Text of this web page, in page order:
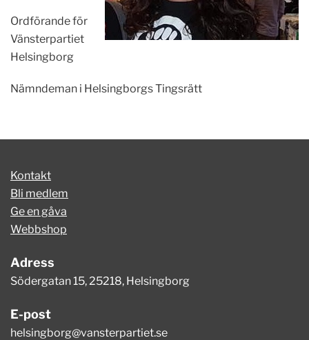
Ordförande för
Vänsterpartiet
Helsingborg
Nämndeman i Helsingborgs Tingsrätt
Kontakt
Bli medlem
Ge en gåva
Webbshop
Adress
Södergatan 15, 25218, Helsingborg
E-post
helsingborg@vansterpartiet.se